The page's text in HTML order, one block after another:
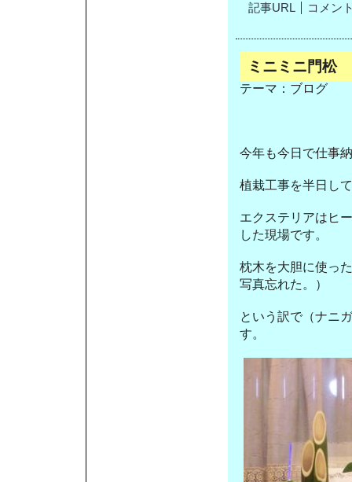
記事URL コメン
ミニミニ門松
テーマ： ブログ
今年も今日で仕事
植栽工事を半日し
エクステリアはヒ
した現場です。
枕木を大胆に使っ
写真忘れた。）
という訳で（ナニ
す。